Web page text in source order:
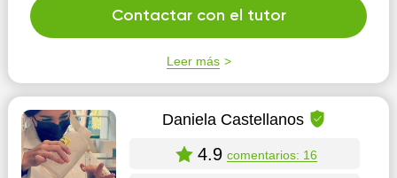
Contactar con el tutor
Leer más
Daniela Castellanos
4.9 comentarios: 16